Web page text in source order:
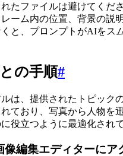
たファイルは避けてくだ
ーム内の位置、背景の説
と、プロンプトがAIをス
の手順#
は、提供されたトピック
ており、写真から人物を
役立つように最適化されて
像編集エディターにア